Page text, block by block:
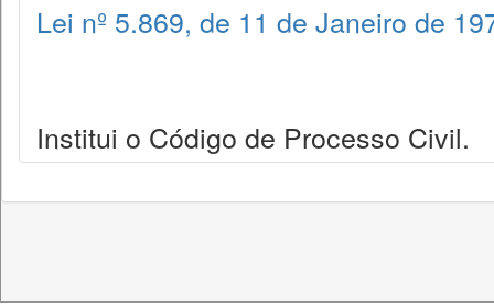
Lei nº 5.869, de 11 de Janeiro de
Institui o Código de Processo Civil.